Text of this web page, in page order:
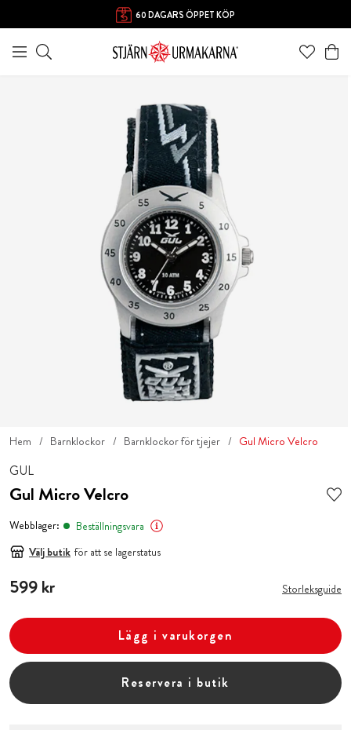
60 DAGARS ÖPPET KÖP
Hem Barnklockor Barnklockor för tjejer Gul Micro Velcro
GUL
Gul Micro Velcro
Webblager:
Beställningsvara
Välj butik för att se lagerstatus
Pris:599 kr
599 kr Storleksguide
Lägg i varukorgen
Reservera i butik